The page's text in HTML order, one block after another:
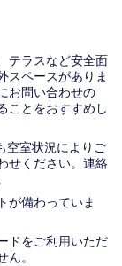
テラスなど安全面
スペースがありま
お問い合わせの
ことをおすすめし
空室状況によりご
せください。連絡
が備わっていま
ドをご利用いただ
。